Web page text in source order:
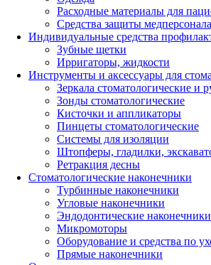
Расходные материалы для
Средства защиты медперсонала
Индивидуальные средства
Зубные щетки
Ирригаторы, жидкости
Инструменты и аксессуары для
Зеркала стоматологические и
Зонды стоматологические
Кисточки и аппликаторы
Пинцеты стоматологические
Системы для изоляции
Штопферы, гладилки,
Ретракция десны
Стоматологические наконечники
Турбинные наконечники
Угловые наконечники
Эндодонтические наконечники
Микромоторы
Оборудование и средства по
Прямые наконечники